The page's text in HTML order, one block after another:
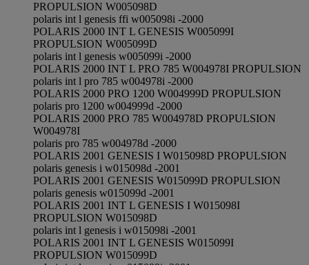
PROPULSION W005098D
polaris int l genesis ffi w005098i -2000
POLARIS 2000 INT L GENESIS W005099I
PROPULSION W005099D
polaris int l genesis w005099i -2000
POLARIS 2000 INT L PRO 785 W004978I PROPULSION
polaris int l pro 785 w004978i -2000
POLARIS 2000 PRO 1200 W004999D PROPULSION
polaris pro 1200 w004999d -2000
POLARIS 2000 PRO 785 W004978D PROPULSION
W004978I
polaris pro 785 w004978d -2000
POLARIS 2001 GENESIS I W015098D PROPULSION
polaris genesis i w015098d -2001
POLARIS 2001 GENESIS W015099D PROPULSION
polaris genesis w015099d -2001
POLARIS 2001 INT L GENESIS I W015098I
PROPULSION W015098D
polaris int l genesis i w015098i -2001
POLARIS 2001 INT L GENESIS W015099I
PROPULSION W015099D